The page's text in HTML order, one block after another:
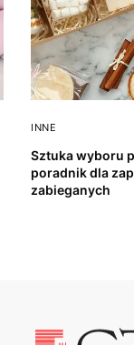
INNE
Sztuka wyboru
poradnik dla
zabieganych